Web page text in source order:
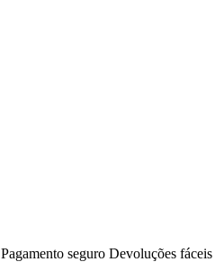
Pagamento seguro Devoluções fáceis